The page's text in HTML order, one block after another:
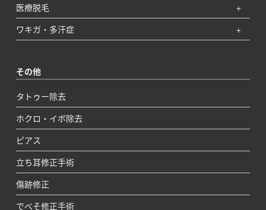
医療脱毛
ワキガ・多汗症
その他
タトゥー除去
ホクロ・イボ除去
ピアス
立ち耳修正手術
傷跡修正
でべそ修正手術